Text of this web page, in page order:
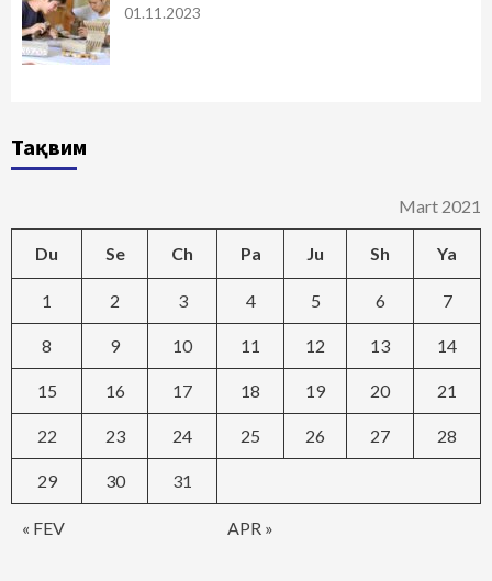
01.11.2023
Тақвим
Mart 2021
Du Se Ch Pa Ju Sh Ya
« FEV APR »
1 2 3 4 5 6 7
8 9 10 11 12 13 14
15 16 17 18 19 20 21
22 23 24 25 26 27 28
29 30 31